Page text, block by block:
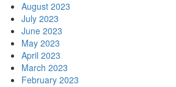
August 2023
July 2023
June 2023
May 2023
April 2023
March 2023
February 2023